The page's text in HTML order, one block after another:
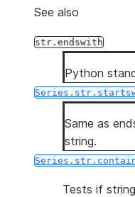
See also
str.endswith
Python
Same as
string.
Tests if